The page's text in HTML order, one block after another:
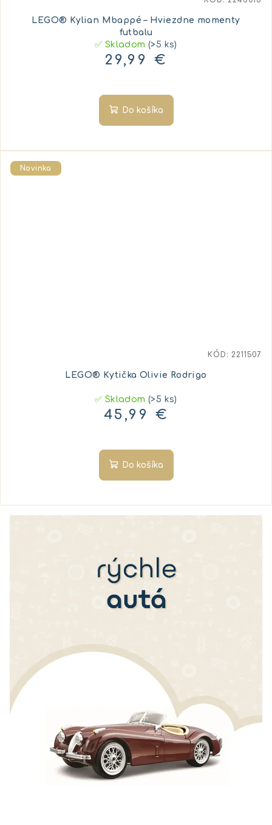
LEGO® Kylian Mbappé – Hviezdne momenty
futbalu
✅ Skladom(>5 ks)
29,99 €
Do košíka
Novinka
LEGO® Kytička Olivie Rodrigo
✅ Skladom(>5 ks)
45,99 €
Do košíka
KÓD: 2211507